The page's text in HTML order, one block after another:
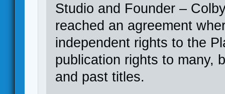
Studio and Founder –
reached an agreement
independent rights to the
publication rights to many,
and past titles.